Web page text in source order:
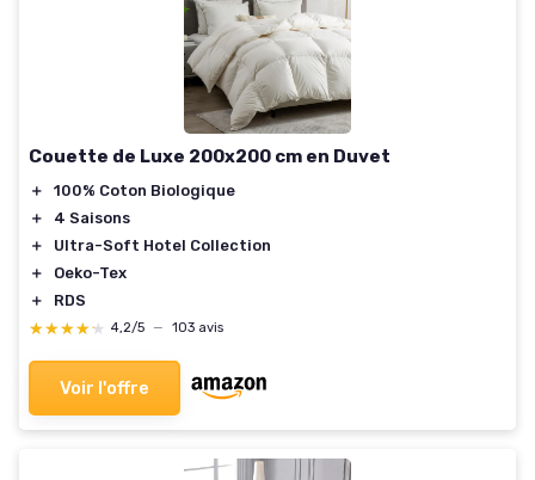
Couette de Luxe 200x200 cm en Duvet
＋
100% Coton Biologique
＋
4 Saisons
＋
Ultra-Soft Hotel Collection
＋
Oeko-Tex
＋
RDS
★★★★★
★★★★★ 4,2/5 — 103 avis
Voir l'offre